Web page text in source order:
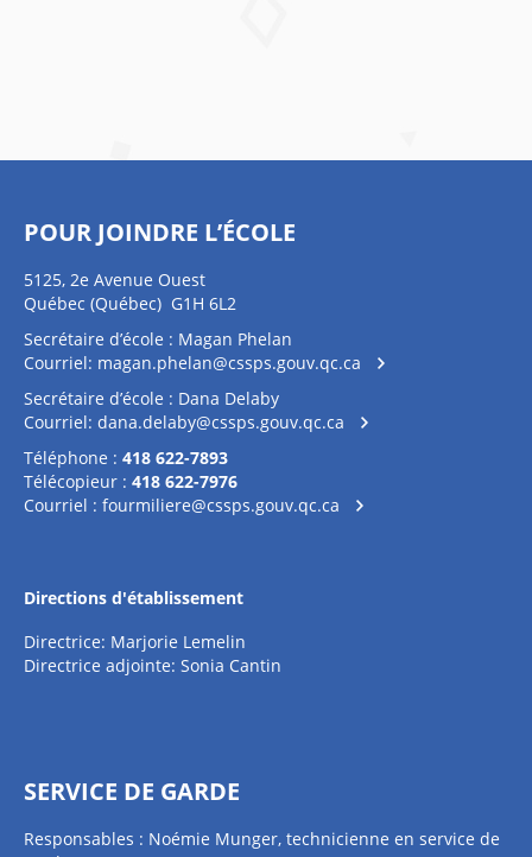
POUR JOINDRE L’ÉCOLE
5125, 2e Avenue Ouest
Québec (Québec) G1H 6L2
Secrétaire d’école : Magan Phelan
Courriel: magan.phelan@cssps.gouv.qc.ca
Secrétaire d’école : Dana Delaby
Courriel: dana.delaby@cssps.gouv.qc.ca
Téléphone : 418 622-7893
Télécopieur : 418 622-7976
Courriel : fourmiliere@cssps.gouv.qc.ca
Directions d'établissement
Directrice: Marjorie Lemelin
Directrice adjointe: Sonia Cantin
SERVICE DE GARDE
Responsables : Noémie Munger, technicienne en service de